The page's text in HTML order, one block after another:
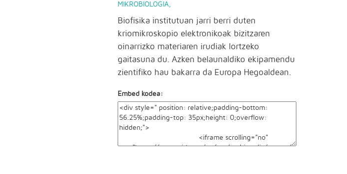
MIKROBIOLOGIA,
Biofisika institutuan jarri berri duten
kriomikroskopio elektronikoak bizitzaren
oinarrizko materiaren irudiak lortzeko
gaitasuna du. Azken belaunaldiko ekipamendu
zientifiko hau bakarra da Europa Hegoaldean.
Embed kodea: